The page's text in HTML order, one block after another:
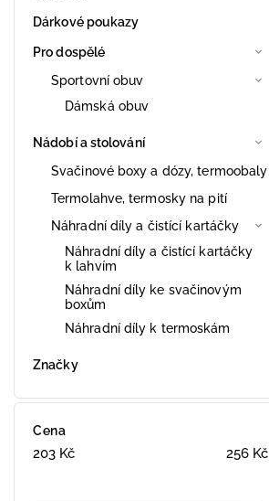
Dárkové poukazy
Pro dospělé
Sportovní obuv
Dámská obuv
Nádobí a stolování
Svačinové boxy a dózy, termoobaly
Termolahve, termosky na pití
Náhradní díly a čistící kartáčky
Náhradní díly a čistící kartáčky
k lahvím
Náhradní díly ke svačinovým
boxům
Náhradní díly k termoskám
Značky
Cena
203 Kč 256 Kč